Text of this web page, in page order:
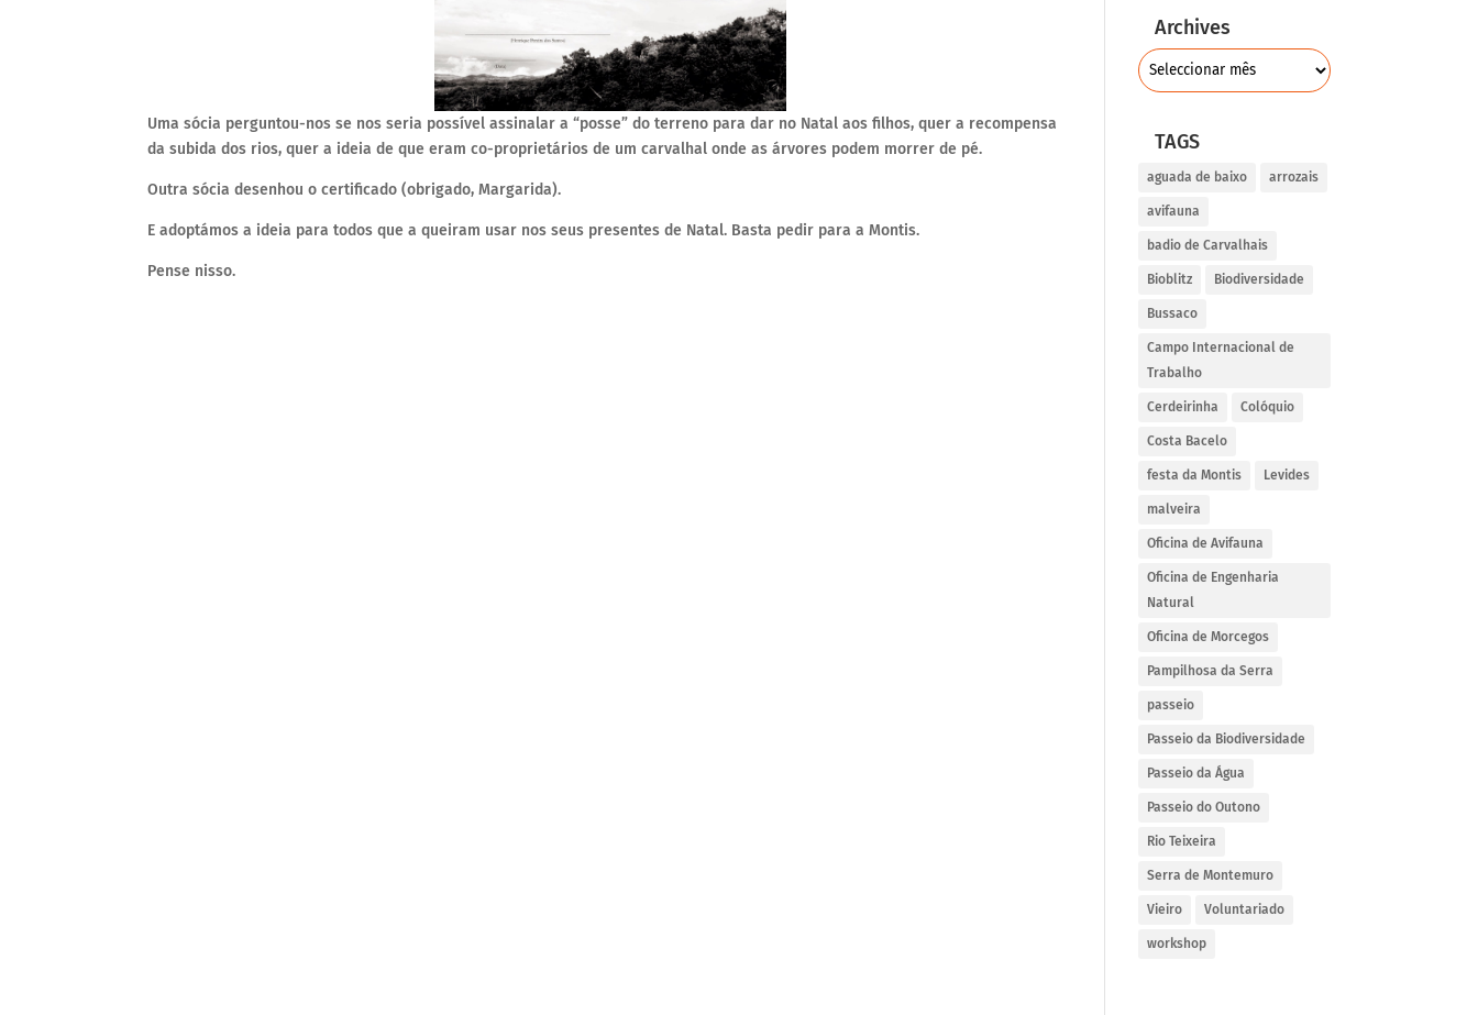
Uma sócia perguntou-nos se nos seria possível assinalar a “posse” do terreno para dar no Natal aos filhos, quer a recompensa
da subida dos rios, quer a ideia de que eram co-proprietários de um carvalhal onde as árvores podem morrer de pé.
Outra sócia desenhou o certificado (obrigado, Margarida).
E adoptámos a ideia para todos que a queiram usar nos seus presentes de Natal. Basta pedir para a Montis.
Pense nisso.
Archives
TAGS
aguada de baixo arrozais
avifauna
badio de Carvalhais
Bioblitz Biodiversidade
Bussaco
Campo Internacional de
Trabalho
Cerdeirinha Colóquio
Costa Bacelo
festa da Montis Levides
malveira
Oficina de Avifauna
Oficina de Engenharia
Natural
Oficina de Morcegos
Pampilhosa da Serra
passeio
Passeio da Biodiversidade
Passeio da Água
Passeio do Outono
Rio Teixeira
Serra de Montemuro
Vieiro Voluntariado
workshop